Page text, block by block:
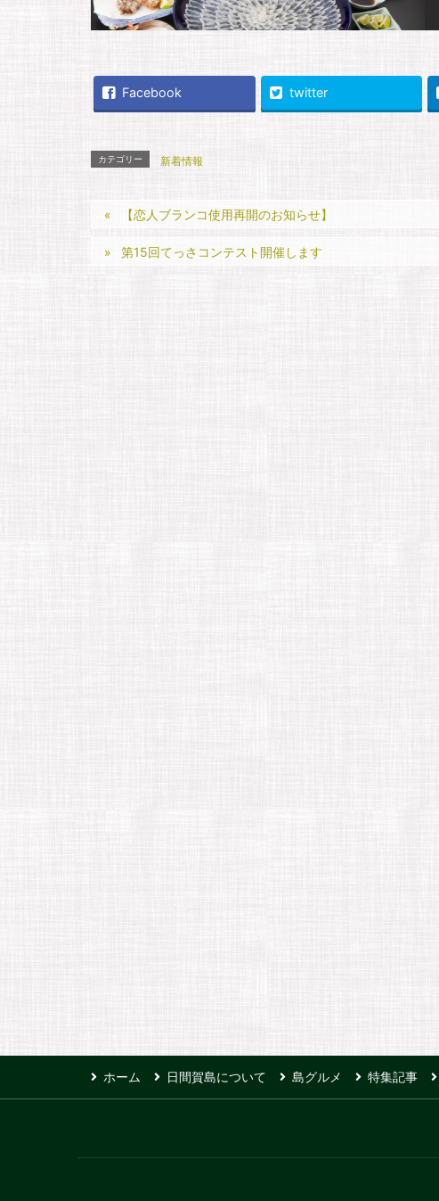
Facebook twitter
カテゴリー 新着情報
【恋人ブランコ使用再開のお知らせ】
第15回てっさコンテスト開催します
ホーム 日間賀島について 島グルメ 特集記事